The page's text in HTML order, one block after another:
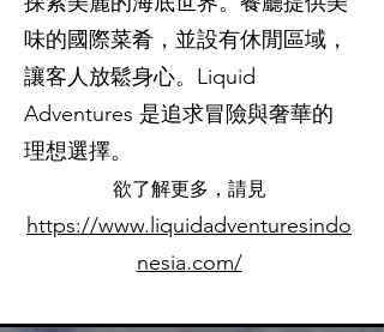
味的國際菜肴，並設有休閒區域，
讓客人放鬆身心。Liquid
Adventures 是追求冒險與奢華的
理想選擇。
欲了解更多，請見
https://www.liquidadventuresindo
nesia.com/